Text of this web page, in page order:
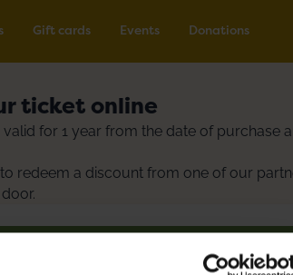
Gift cards Events
Donations
ticket online
valid for 1 year from the date of purchase
redeem a discount from one of our